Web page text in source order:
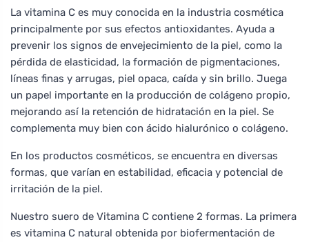
La vitamina C es muy conocida en la industria cosmética
principalmente por sus efectos antioxidantes. Ayuda a
prevenir los signos de envejecimiento de la piel, como la
pérdida de elasticidad, la formación de pigmentaciones,
líneas finas y arrugas, piel opaca, caída y sin brillo. Juega
un papel importante en la producción de colágeno propio,
mejorando así la retención de hidratación en la piel. Se
complementa muy bien con ácido hialurónico o colágeno.
En los productos cosméticos, se encuentra en diversas
formas, que varían en estabilidad, eficacia y potencial de
irritación de la piel.
Nuestro suero de Vitamina C contiene 2 formas. La primera
es vitamina C natural obtenida por biofermentación de